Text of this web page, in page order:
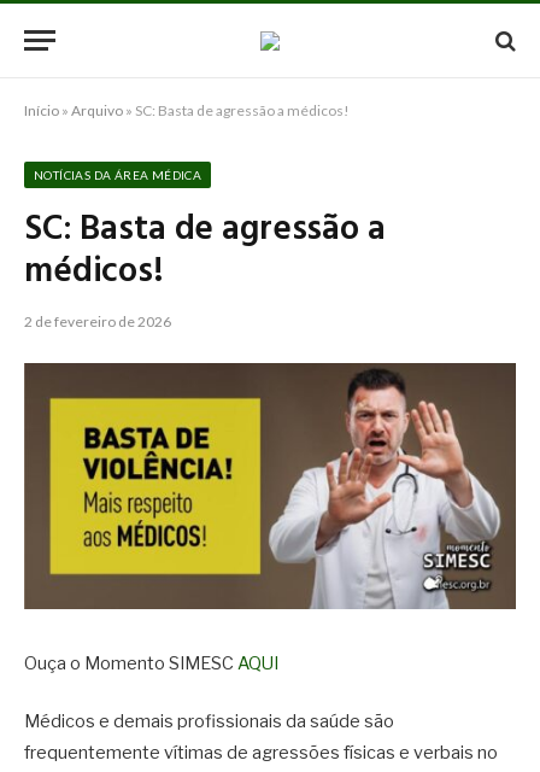
Início » Arquivo » SC: Basta de agressão a médicos!
NOTÍCIAS DA ÁREA MÉDICA
SC: Basta de agressão a
médicos!
2 de fevereiro de 2026
Ouça o Momento SIMESC AQUI
Médicos e demais profissionais da saúde são
frequentemente vítimas de agressões físicas e verbais no